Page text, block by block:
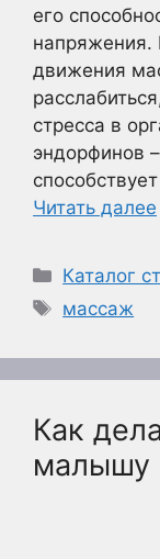
его
напряжения.
движения
стресса в
эндорфинов
Читать далее
Рубрики
Каталог
Метки
массаж
Как
малышу